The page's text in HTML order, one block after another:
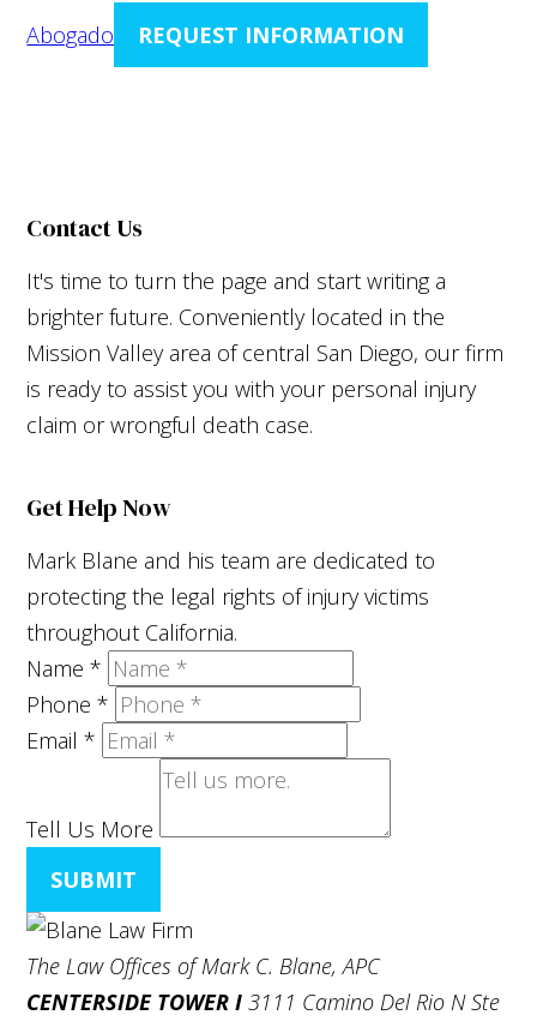
Abogado
REQUEST INFORMATION
Contact Us
It's time to turn the page and start writing a
brighter future. Conveniently located in the
Mission Valley area of central San Diego, our firm
is ready to assist you with your personal injury
claim or wrongful death case.
Get Help Now
Mark Blane and his team are dedicated to
protecting the legal rights of injury victims
throughout California.
Name*
Phone*
Email*
Tell Us More
SUBMIT
The Law Offices of Mark C. Blane, APC
CENTERSIDE TOWER I 3111 Camino Del Rio N Ste